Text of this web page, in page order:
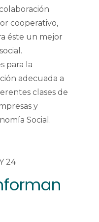
cooperativo,
éste un mejor
para la
adecuada a
clases de
y
Social .